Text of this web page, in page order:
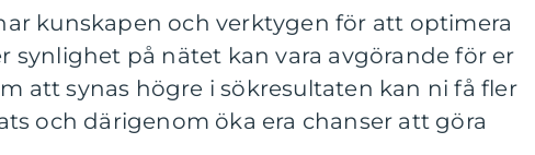
kunskapen och verktygen för att optimera
synlighet på nätet kan vara avgörande för er
att synas högre i sökresultaten kan ni få fler
och därigenom öka era chanser att göra